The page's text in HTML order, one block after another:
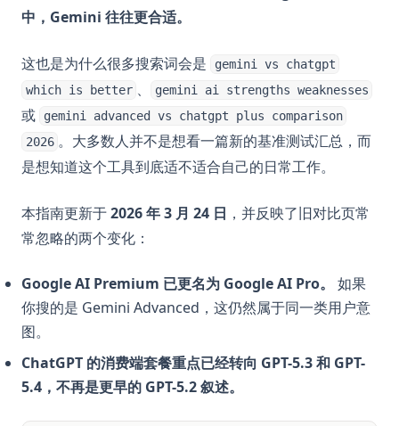
中，Gemini 往往更合适。
这也是为什么很多搜索词会是
gemini vs chatgpt
which is better 、 gemini ai strengths weaknesses
或
gemini advanced vs chatgpt plus comparison
2026 。大多数人并不是想看一篇新的基准测试汇总，而
是想知道这个工具到底适不适合自己的日常工作。
本指南更新于2026 年 3 月 24 日 ，并反映了旧对比页常
常忽略的两个变化：
Google AI Premium 已更名为 Google AI Pro。
如果
你搜的是 Gemini Advanced，这仍然属于同一类用户意
图。
ChatGPT 的消费端套餐重点已经转向 GPT-5.3 和 GPT-
5.4，不再是更早的 GPT-5.2 叙述。